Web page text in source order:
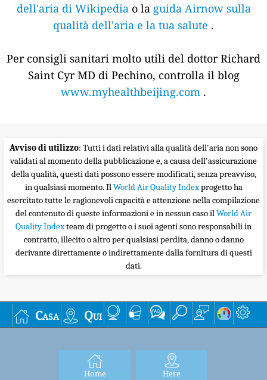
dell'aria di Wikipediao la guida Airnow sulla
qualità dell'aria e la tua salute .
Per consigli sanitari molto utili del dottor Richard
Saint Cyr MD di Pechino, controlla il blog
www.myhealthbeijing.com .
Avviso di utilizzo: Tutti i dati relativi alla qualità dell'aria non sono
validati al momento della pubblicazione e, a causa dell'assicurazione
della qualità, questi dati possono essere modificati, senza preavviso,
in qualsiasi momento. IlWorld Air Quality Indexprogetto ha
esercitato tutte le ragionevoli capacità e attenzione nella compilazione
del contenuto di queste informazioni e in nessun caso ilWorld Air
Quality Indexteam di progetto o i suoi agenti sono responsabili in
contratto, illecito o altro per qualsiasi perdita, danno o danno
derivante direttamente o indirettamente dalla fornitura di questi
dati.
Casa Qui
Home Here